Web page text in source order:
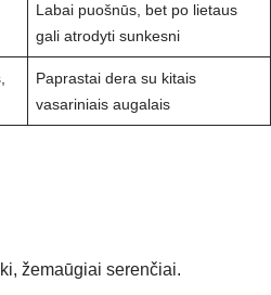
Labai puošnūs, bet po lietaus
gali atrodyti sunkesni
Paprastai dera su kitais
vasariniais augalais
žemaūgiai serenčiai.